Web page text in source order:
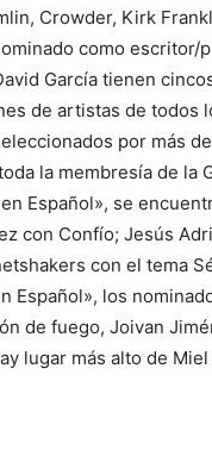
Crowder, Kirk
como escritor/
García tienen
de artistas de todos
por más
la membresía de la
Español», se
con Confío; Jesús
con el tema
Español», los
de fuego, Joivan
lugar más alto de